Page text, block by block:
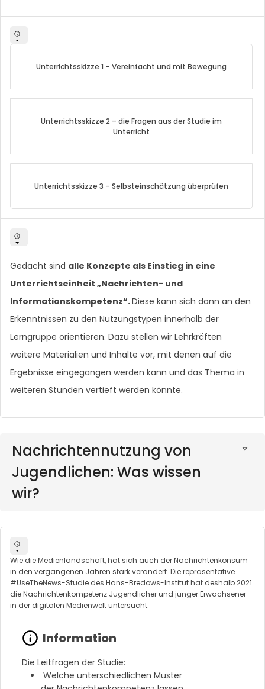
Unterrichtsskizze 1 – Vereinfacht und mit Bewegung
Unterrichtsskizze 2 – die Fragen aus der Studie im
Unterricht
Unterrichtsskizze 3 – Selbsteinschätzung überprüfen
Gedacht sind alle Konzepte als Einstieg in eine
Unterrichtseinheit „Nachrichten- und
Informationskompetenz“.Diese kann sich dann an den
Erkenntnissen zu den Nutzungstypen innerhalb der
Lerngruppe orientieren. Dazu stellen wir Lehrkräften
weitere Materialien und Inhalte vor, mit denen auf die
Ergebnisse eingegangen werden kann und das Thema in
weiteren Stunden vertieft werden könnte.
Nachrichtennutzung von
Jugendlichen: Was wissen
wir?
Wie die Medienlandschaft, hat sich auch der Nachrichtenkonsum
in den vergangenen Jahren stark verändert. Die repräsentative
#UseTheNews-Studie des Hans-Bredows-Institut hat deshalb 2021
die Nachrichtenkompetenz Jugendlicher und junger Erwachsener
in der digitalen Medienwelt untersucht.
Die Leitfragen der Studie:
Welche unterschiedlichen Muster